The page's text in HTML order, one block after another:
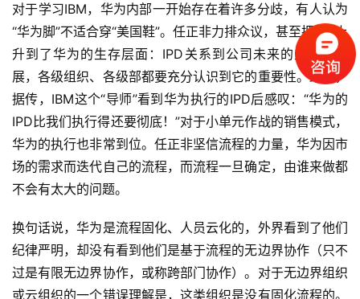
考
察
公
开
课
标
杆
洞
察
标
杆
内
对于学习IBM，华为内部一开始存在着许多分歧，有人认为
“华为脚”不适合穿“美国鞋”。任正非力排众议，甚至把IPD上
升到了华为的生存层面：IPD关系到公司未来的生存与发
展，各级组织、各级部都要充分认识到它的重要性。结果，
据传，IBM这个“导师”看到华为执行的IPD后感叹：“华为的
IPD比我们执行得还要彻底！”对于小单元作战的销售模式，
华为的执行也非常到位。任正非坚信流程的力量，华为因市
场的需求而迭代自己的流程，而流程一旦确定，由谁来做都
不会有太大的问题。
换句话说，华为是流程固化、人员云化的，外界看到了他们
纪律严明，却没有看到他们是基于流程的无边界协作（只不
过是有限无边界协作，或称跨部门协作）。对于无边界组织
或云组织的一个错误理解是，这类组织是没有固化流程的。